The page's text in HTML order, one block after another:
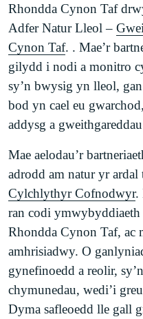
Rhondda Cynon Taf
Adfer Natur Lleol –
Cynon Taf. . Mae’r
gilydd i nodi a monitro
sy’n bwysig yn lleol,
bod yn cael eu
addysg a
Mae aelodau’r
adrodd am natur yr
Cylchlythyr Cofnodwyr.
ran codi
Rhondda Cynon Taf, ac
amhrisiadwy. O
gynefinoedd a reolir,
chymunedau, wedi’i
Dyma safleoedd lle gall